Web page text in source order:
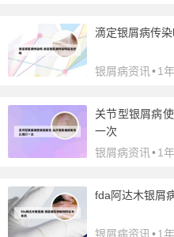
滴定银屑病传
银屑病资讯 •1
关节型银屑病
一次
银屑病资讯 •1
fda阿达木银屑
银屑病资讯 •1